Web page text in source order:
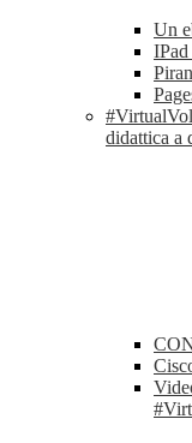
Un
didattica a